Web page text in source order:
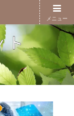
メニュー